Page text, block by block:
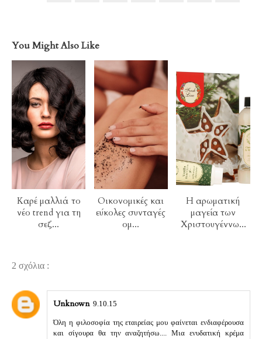
You Might Also Like
Καρέ μαλλιά το
νέο trend για τη
σεζ...
Οικονομικές και
εύκολες συνταγές
ομ...
Η αρωματική
μαγεία των
Χριστουγέννω...
2 σχόλια :
Unknown 9.10.15
Όλη η φιλοσοφία της εταιρείας μου φαίνεται ενδιαφέρουσα
και σίγουρα θα την αναζητήσω.... Μια ενυδατική κρέμα